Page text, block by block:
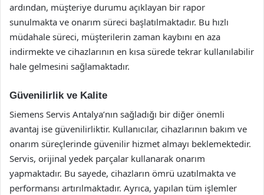
ardından, müşteriye durumu açıklayan bir rapor
sunulmakta ve onarım süreci başlatılmaktadır. Bu hızlı
müdahale süreci, müşterilerin zaman kaybını en aza
indirmekte ve cihazlarının en kısa sürede tekrar kullanılabilir
hale gelmesini sağlamaktadır.
Güvenilirlik ve Kalite
Siemens Servis Antalya’nın sağladığı bir diğer önemli
avantaj ise güvenilirliktir. Kullanıcılar, cihazlarının bakım ve
onarım süreçlerinde güvenilir hizmet almayı beklemektedir.
Servis, orijinal yedek parçalar kullanarak onarım
yapmaktadır. Bu sayede, cihazların ömrü uzatılmakta ve
performansı artırılmaktadır. Ayrıca, yapılan tüm işlemler